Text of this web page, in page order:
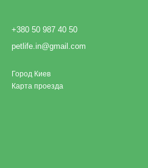
+380 50 987 40 50
petlife.in@gmail.com
Город Киев
Карта проезда